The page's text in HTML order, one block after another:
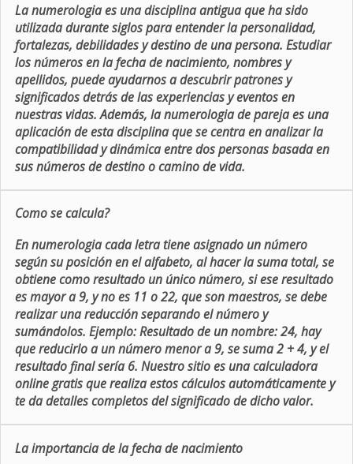
La numerologia es una disciplina antigua que ha sido
utilizada durante siglos para entender la personalidad,
fortalezas, debilidades y destino de una persona. Estudiar
los números en la fecha de nacimiento, nombres y
apellidos, puede ayudarnos a descubrir patrones y
significados detrás de las experiencias y eventos en
nuestras vidas. Además, la numerologia de pareja es una
aplicación de esta disciplina que se centra en analizar la
compatibilidad y dinámica entre dos personas basada en
sus números de destino o camino de vida.
Como se calcula?
En numerologia cada letra tiene asignado un número
según su posición en el alfabeto, al hacer la suma total, se
obtiene como resultado un único número, si ese resultado
es mayor a 9, y no es 11 o 22, que son maestros, se debe
realizar una reducción separando el número y
sumándolos. Ejemplo: Resultado de un nombre: 24, hay
que reducirlo a un número menor a 9, se suma 2 + 4, y el
resultado final sería 6. Nuestro sitio es una calculadora
online gratis que realiza estos cálculos automáticamente y
te da detalles completos del significado de dicho valor.
La importancia de la fecha de nacimiento